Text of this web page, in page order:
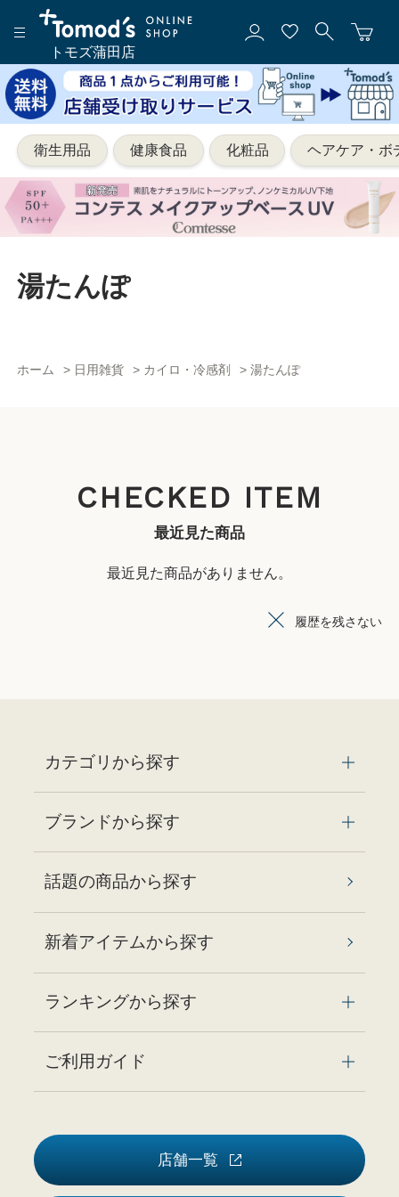
トモズ蒲田店
衛生用品 健康食品 化粧品 ヘアケア・ボ
湯たんぽ
ホーム > 日用雑貨 > カイロ・冷感剤 > 湯たんぽ
CHECKED ITEM
最近見た商品
最近見た商品がありません。
履歴を残さない
カテゴリから探す
ブランドから探す
話題の商品から探す
新着アイテムから探す
ランキングから探す
ご利用ガイド
店舗一覧